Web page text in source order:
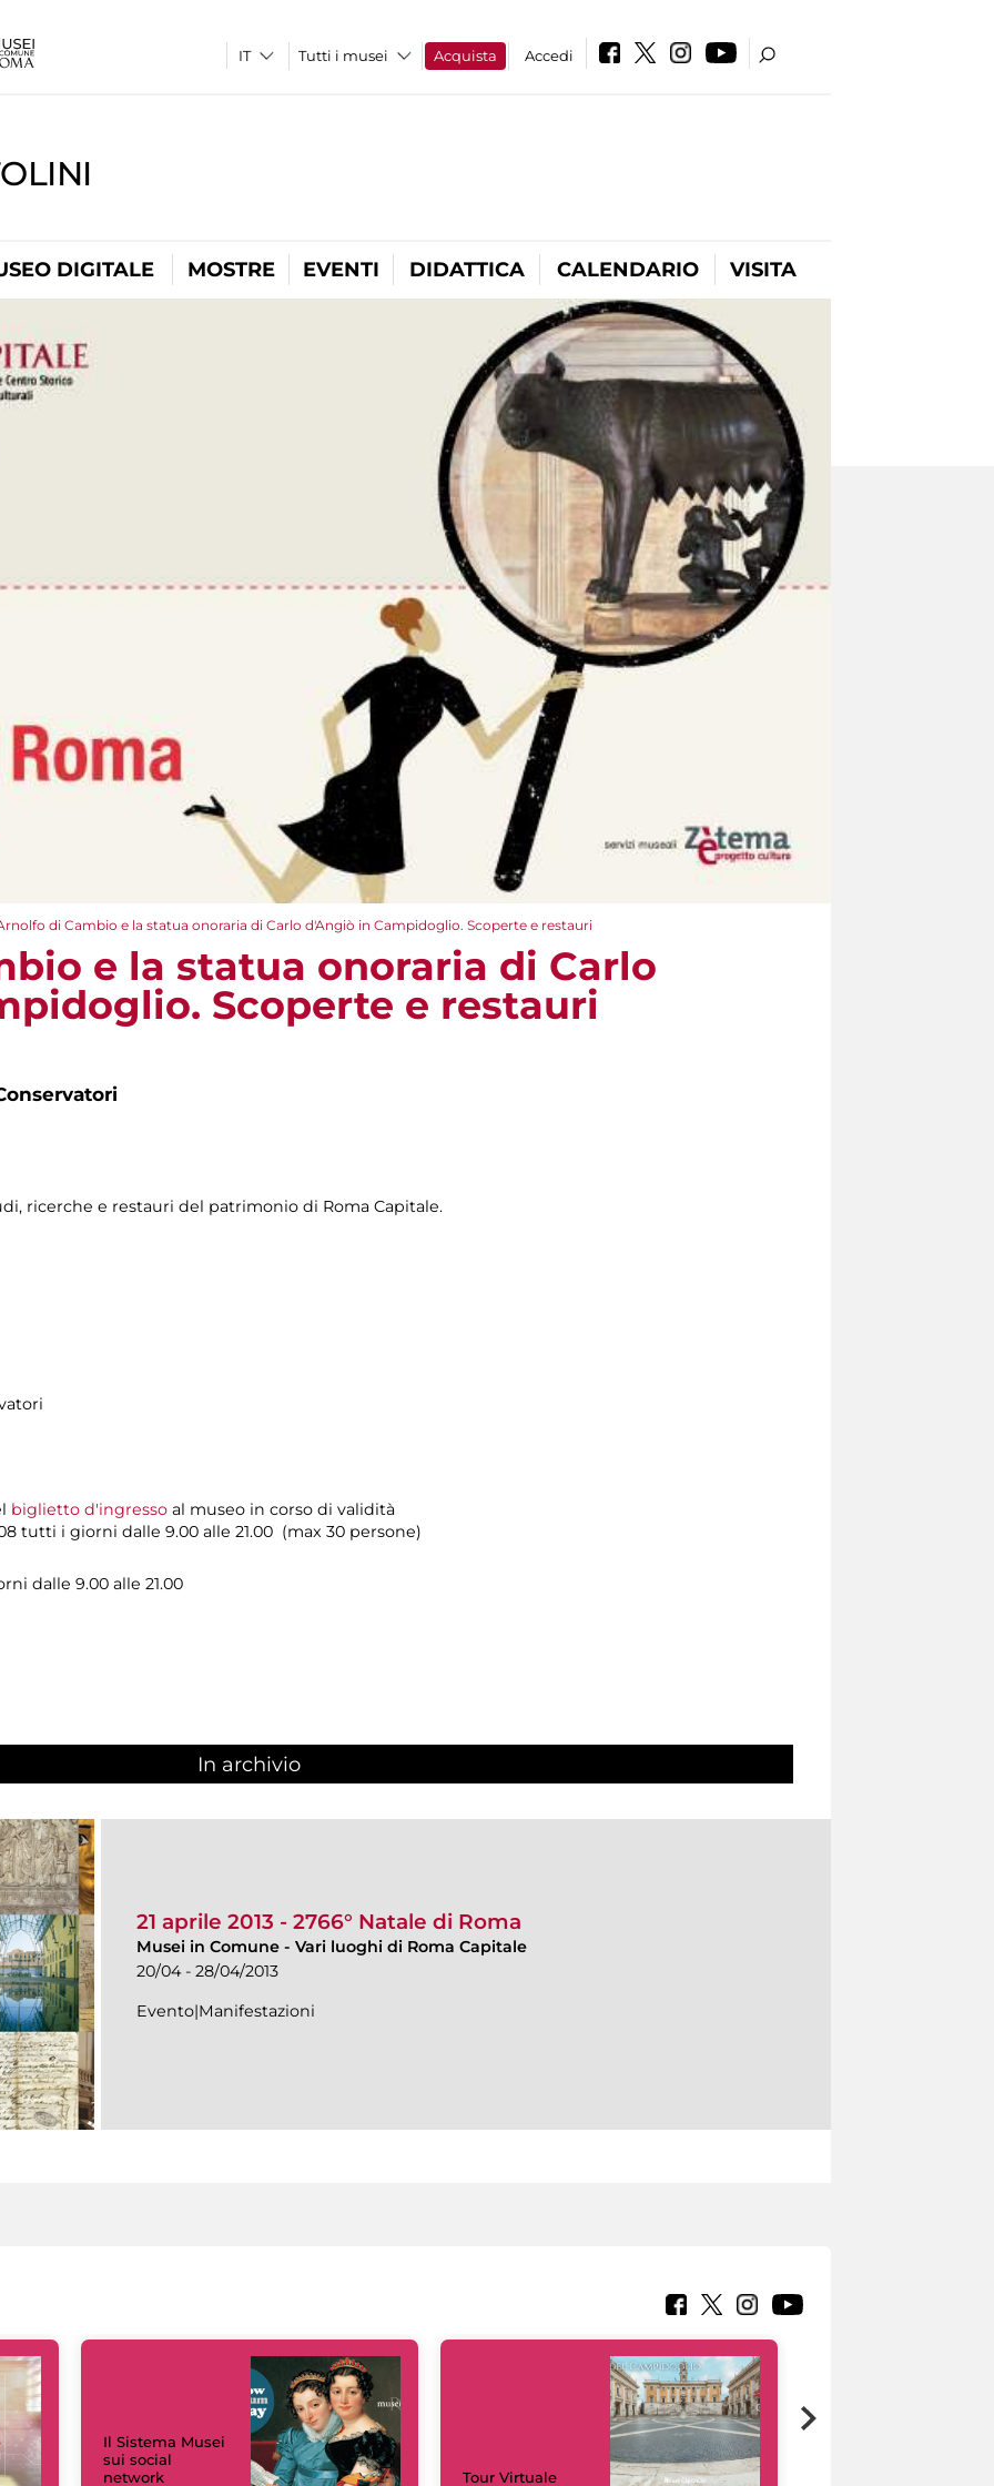
Tutti i musei Acquista Accedi
DIGITALE MOSTRE EVENTI DIDATTICA CALENDARIO VISITA
di Cambio e la statua onoraria di Carlo d'Angiò in Campidoglio. Scoperte e restauri
e la statua onoraria di Carlo
Scoperte e restauri
ricerche e restauri del patrimonio di Roma Capitale.
biglietto d'ingresso al museo in corso di validità
tutti i giorni dalle 9.00 alle 21.00 (max 30 persone)
dalle 9.00 alle 21.00
In archivio
21 aprile 2013 - 2766° Natale di Roma
Musei in Comune - Vari luoghi di Roma Capitale
20/04 - 28/04/2013
Evento|Manifestazioni
Il Sistema Musei
sui social
network
Tour Virtuale